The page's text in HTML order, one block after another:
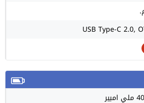
USB Type-C 2.0,